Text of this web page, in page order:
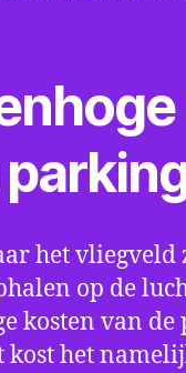
het vliegveld
op de
kosten van
kost het